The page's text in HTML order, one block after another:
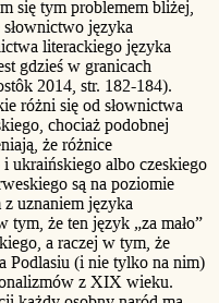
się tym problemem bliżej,
języka
literackiego języka
gdzieś w granicach
2014, str. 182-184).
różni się od słownictwa
chociaż podobnej
że różnice
ukraińskiego albo czeskiego
są na poziomie
uznaniem języka
tym, że ten język „za mało”
a raczej w tym, że
Podlasiu (i nie tylko na nim)
z XIX wieku.